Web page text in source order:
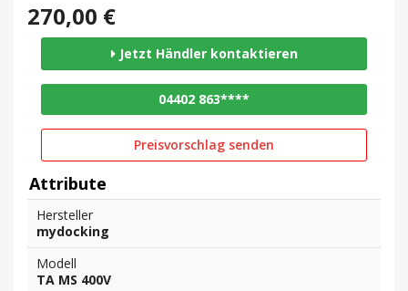
270,00 €
Jetzt Händler kontaktieren
04402 863****
Preisvorschlag senden
Attribute
Hersteller
mydocking
Modell
TA MS 400V